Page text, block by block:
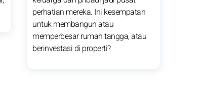
perhatian mereka. Ini kesempatan
untuk membangun atau
memperbesar rumah tangga, atau
berinvestasi di properti?